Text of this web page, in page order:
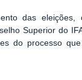
das
Superior do
do processo